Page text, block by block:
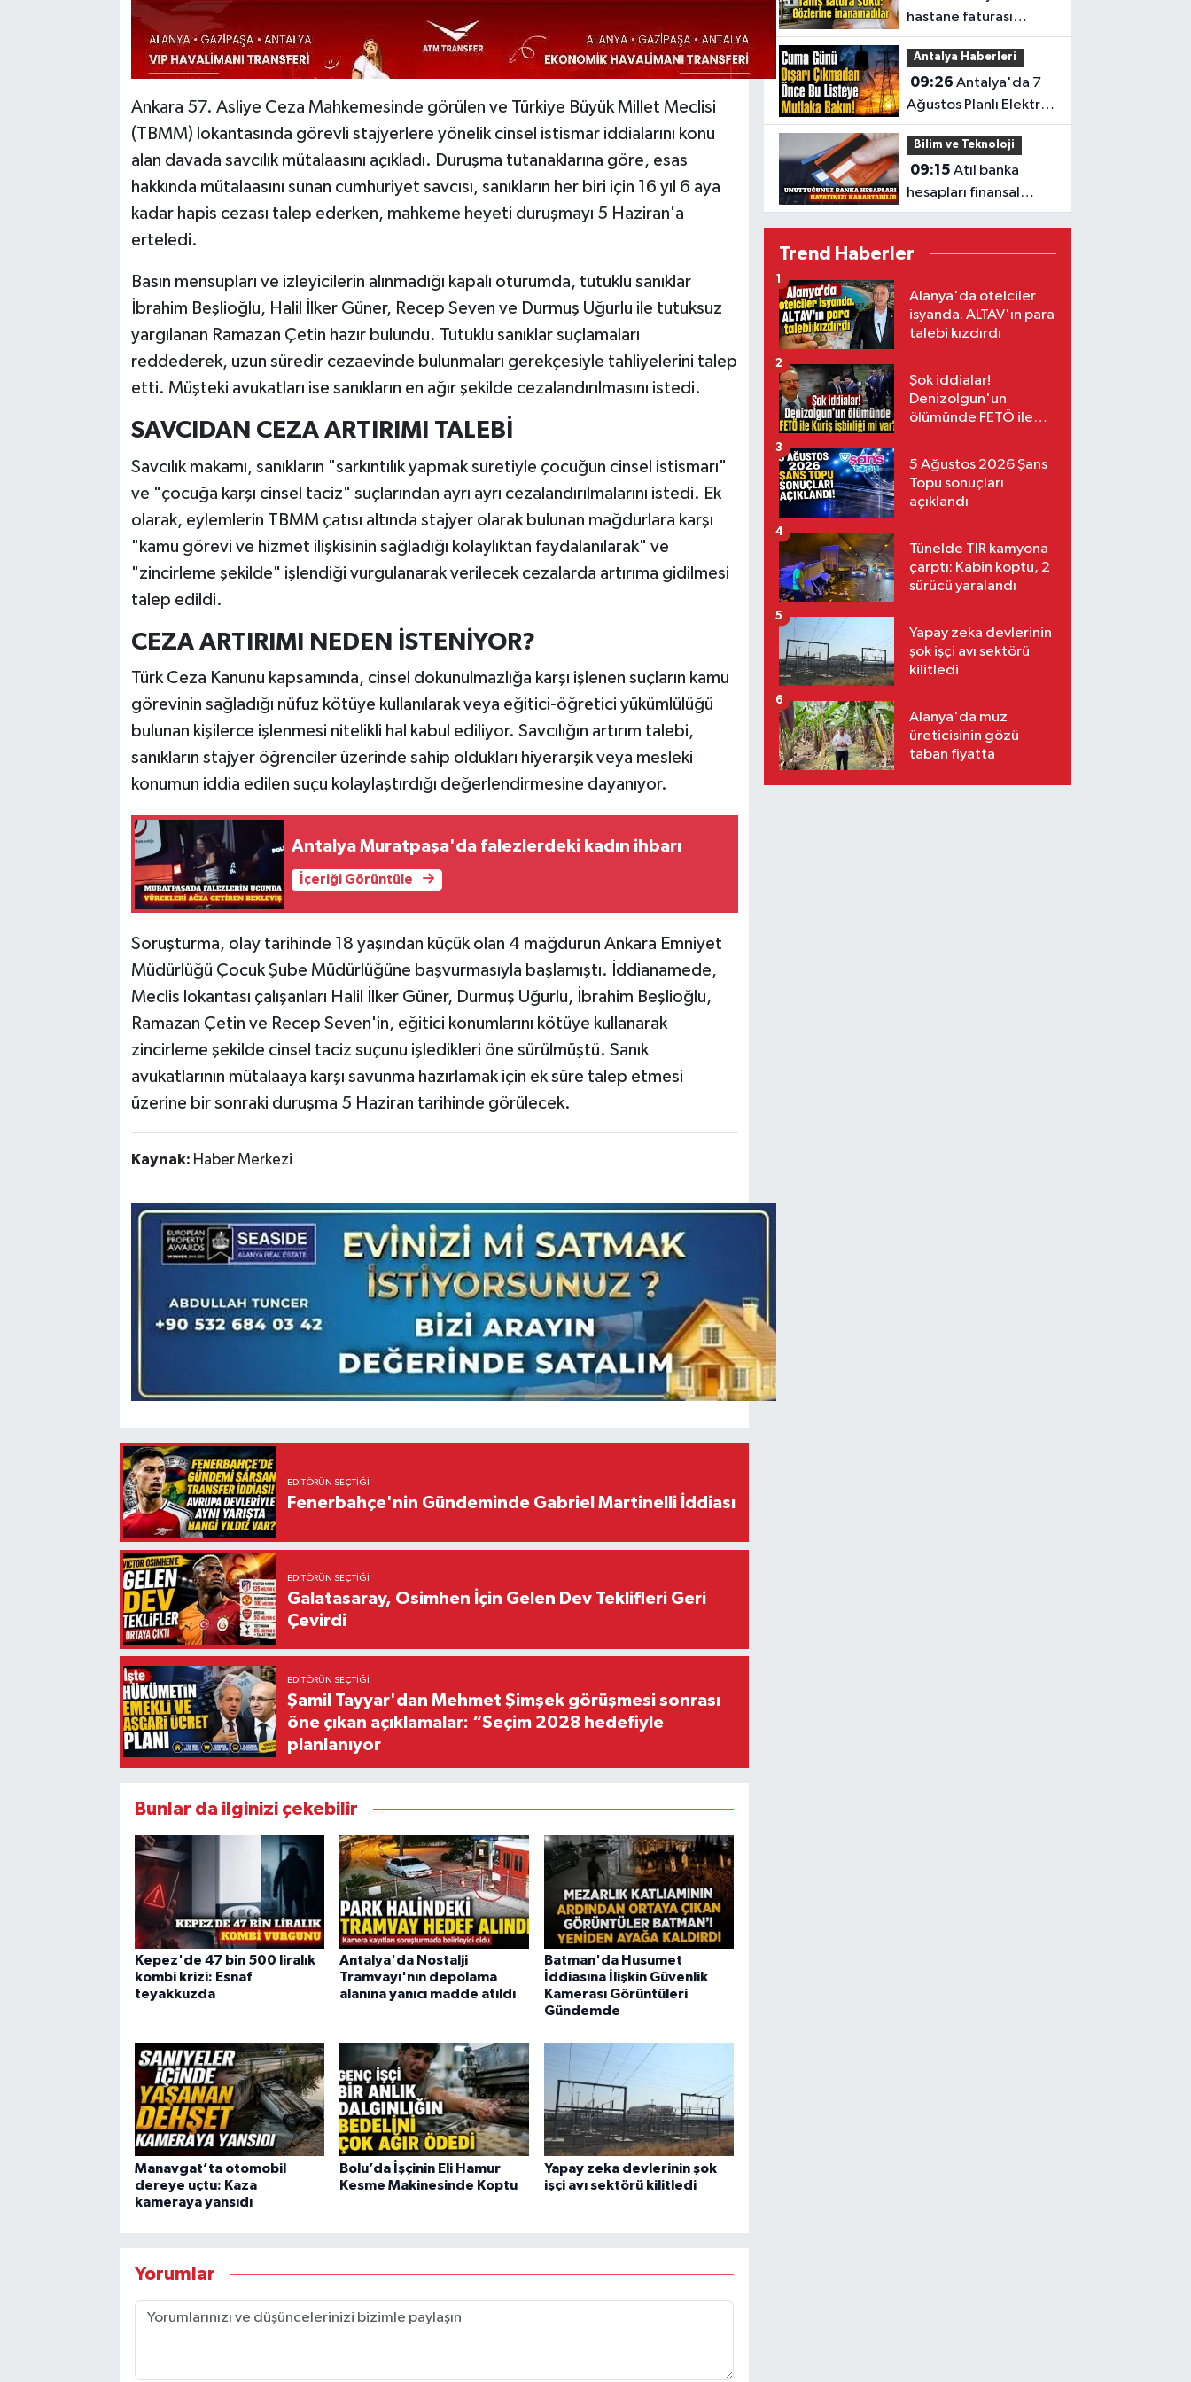
Ankara 57. Asliye Ceza Mahkemesinde görülen ve Türkiye Büyük Millet Meclisi
(TBMM) lokantasında görevli stajyerlere yönelik cinsel istismar iddialarını konu
alan davada savcılık mütalaasını açıkladı. Duruşma tutanaklarına göre, esas
hakkında mütalaasını sunan cumhuriyet savcısı, sanıkların her biri için 16 yıl 6 aya
kadar hapis cezası talep ederken, mahkeme heyeti duruşmayı 5 Haziran'a
erteledi.
Basın mensupları ve izleyicilerin alınmadığı kapalı oturumda, tutuklu sanıklar
İbrahim Beşlioğlu, Halil İlker Güner, Recep Seven ve Durmuş Uğurlu ile tutuksuz
yargılanan Ramazan Çetin hazır bulundu. Tutuklu sanıklar suçlamaları
reddederek, uzun süredir cezaevinde bulunmaları gerekçesiyle tahliyelerini talep
etti. Müşteki avukatları ise sanıkların en ağır şekilde cezalandırılmasını istedi.
SAVCIDAN CEZA ARTIRIMI TALEBİ
Savcılık makamı, sanıkların "sarkıntılık yapmak suretiyle çocuğun cinsel istismarı"
ve "çocuğa karşı cinsel taciz" suçlarından ayrı ayrı cezalandırılmalarını istedi. Ek
olarak, eylemlerin TBMM çatısı altında stajyer olarak bulunan mağdurlara karşı
"kamu görevi ve hizmet ilişkisinin sağladığı kolaylıktan faydalanılarak" ve
"zincirleme şekilde" işlendiği vurgulanarak verilecek cezalarda artırıma gidilmesi
talep edildi.
CEZA ARTIRIMI NEDEN İSTENİYOR?
Türk Ceza Kanunu kapsamında, cinsel dokunulmazlığa karşı işlenen suçların kamu
görevinin sağladığı nüfuz kötüye kullanılarak veya eğitici-öğretici yükümlülüğü
bulunan kişilerce işlenmesi nitelikli hal kabul ediliyor. Savcılığın artırım talebi,
sanıkların stajyer öğrenciler üzerinde sahip oldukları hiyerarşik veya mesleki
konumun iddia edilen suçu kolaylaştırdığı değerlendirmesine dayanıyor.
Antalya Muratpaşa'da falezlerdeki kadın ihbarı
İçeriği Görüntüle
Soruşturma, olay tarihinde 18 yaşından küçük olan 4 mağdurun Ankara Emniyet
Müdürlüğü Çocuk Şube Müdürlüğüne başvurmasıyla başlamıştı. İddianamede,
Meclis lokantası çalışanları Halil İlker Güner, Durmuş Uğurlu, İbrahim Beşlioğlu,
Ramazan Çetin ve Recep Seven'in, eğitici konumlarını kötüye kullanarak
zincirleme şekilde cinsel taciz suçunu işledikleri öne sürülmüştü. Sanık
avukatlarının mütalaaya karşı savunma hazırlamak için ek süre talep etmesi
üzerine bir sonraki duruşma 5 Haziran tarihinde görülecek.
Kaynak: Haber Merkezi
EDITÖRÜN SEÇTIĞI
Fenerbahçe'nin Gündeminde Gabriel Martinelli İddiası
EDITÖRÜN SEÇTIĞI
Galatasaray, Osimhen İçin Gelen Dev Teklifleri Geri
Çevirdi
EDITÖRÜN SEÇTIĞI
Şamil Tayyar'dan Mehmet Şimşek görüşmesi sonrası
öne çıkan açıklamalar: “Seçim 2028 hedefiyle
planlanıyor
Bunlar da ilginizi çekebilir
Kepez'de 47 bin 500 liralık
kombi krizi: Esnaf
teyakkuzda
Antalya'da Nostalji
Tramvayı'nın depolama
alanına yanıcı madde atıldı
Batman'da Husumet
İddiasına İlişkin Güvenlik
Kamerası Görüntüleri
Gündemde
Manavgat’ta otomobil
dereye uçtu: Kaza
kameraya yansıdı
Bolu’da İşçinin Eli Hamur
Kesme Makinesinde Koptu
Yapay zeka devlerinin şok
işçi avı sektörü kilitledi
Yorumlar
hastane faturası
CİMER’e taşındı
Antalya Haberleri
09:26 Antalya'da 7
Ağustos Planlı Elektrik
Kesintisi Programı
Açıklandı
Bilim ve Teknoloji
09:15 Atıl banka
hesapları finansal
güvenlik riski
Trend Haberler
Alanya'da otelciler
isyanda. ALTAV'ın para
talebi kızdırdı
1
Şok iddialar!
Denizolgun'un
ölümünde FETÖ ile
2
5 Ağustos 2026 Şans
Topu sonuçları
açıklandı
3
Tünelde TIR kamyona
çarptı: Kabin koptu, 2
sürücü yaralandı
4
Yapay zeka devlerinin
şok işçi avı sektörü
kilitledi
5
Alanya'da muz
üreticisinin gözü
taban fiyatta
6